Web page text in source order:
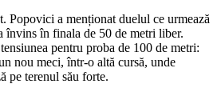
Popovici a menționat duelul ce urmează
învins în finala de 50 de metri liber.
pentru proba de 100 de metri:
nou meci, într-o altă cursă, unde
pe terenul său forte.